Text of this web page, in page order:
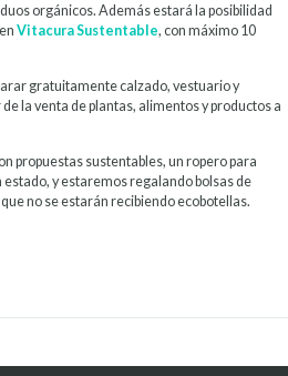
orgánicos. Además estará la posibilidad
Vitacura Sustentable, con máximo 10
gratuitamente calzado, vestuario y
la venta de plantas, alimentos y productos a
propuestas sustentables, un ropero para
y estaremos regalando bolsas de
no se estarán recibiendo ecobotellas.